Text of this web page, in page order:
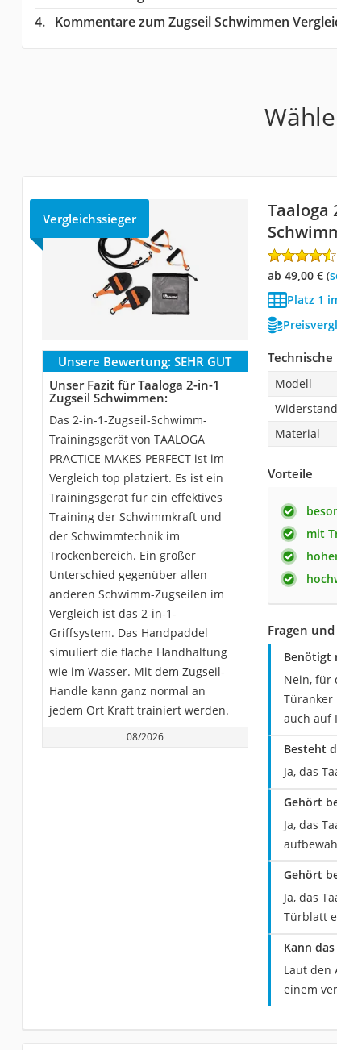
Kommentare zum Zugseil Schwimmen
Vergleichssieger
Taaloga
ab 49,00 €(
Platz 1
Unsere Bewertung: SEHR GUT
Unser Fazit für Taaloga 2-in-1
Zugseil Schwimmen:
Das 2-in-1-Zugseil-Schwimm-
Trainingsgerät von TAALOGA
PRACTICE MAKES PERFECT ist im
Vergleich top platziert. Es ist ein
Trainingsgerät für ein effektives
Training der Schwimmkraft und
der Schwimmtechnik im
Trockenbereich. Ein großer
Unterschied gegenüber allen
anderen Schwimm-Zugseilen im
Vergleich ist das 2-in-1-
Griffsystem. Das Handpaddel
simuliert die flache Handhaltung
wie im Wasser. Mit dem Zugseil-
Handle kann ganz normal an
jedem Ort Kraft trainiert werden.
08/2026
Technische
Modell
Widerstand
Material
Vorteile
mit
Fragen
Benötigt
Nein, für
Türanker
auch auf
Besteht
Ja, das
Gehört
Ja, das
Gehört
Ja, das
Türblatt
Kann
Laut den
einem